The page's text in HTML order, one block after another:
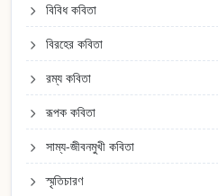
বিবিধ কবিতা
বিরহের কবিতা
রম্য কবিতা
রূপক কবিতা
সাম্য-জীবনমুখী কবিতা
স্মৃতিচারণ